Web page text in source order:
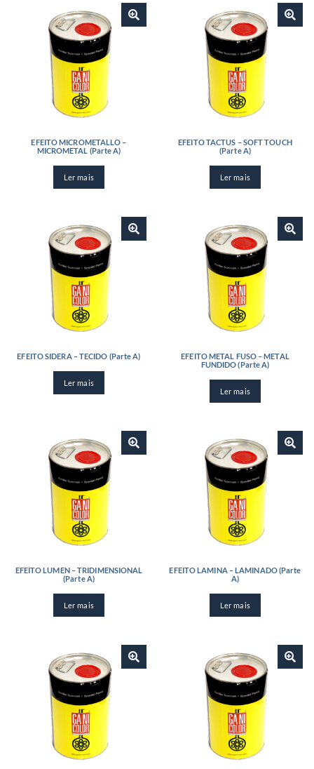
EFEITO MICROMETALLO –
MICROMETAL (Parte A)
Ler mais
EFEITO TACTUS – SOFT TOUCH
(Parte A)
Ler mais
EFEITO SIDERA – TECIDO (Parte A)
Ler mais
EFEITO METAL FUSO – METAL
FUNDIDO (Parte A)
Ler mais
EFEITO LUMEN – TRIDIMENSIONAL
(Parte A)
Ler mais
EFEITO LAMINA – LAMINADO (Parte
A)
Ler mais